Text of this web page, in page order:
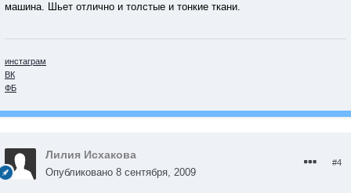
машина. Шьет отлично и толстые и тонкие ткани.
инстаграм
ВК
ФБ
Лилия Исхакова
Опубликовано 8 сентября, 2009
#4